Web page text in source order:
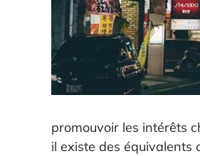
promouvoir les intérêts
il existe des équivalents